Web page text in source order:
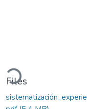
Files